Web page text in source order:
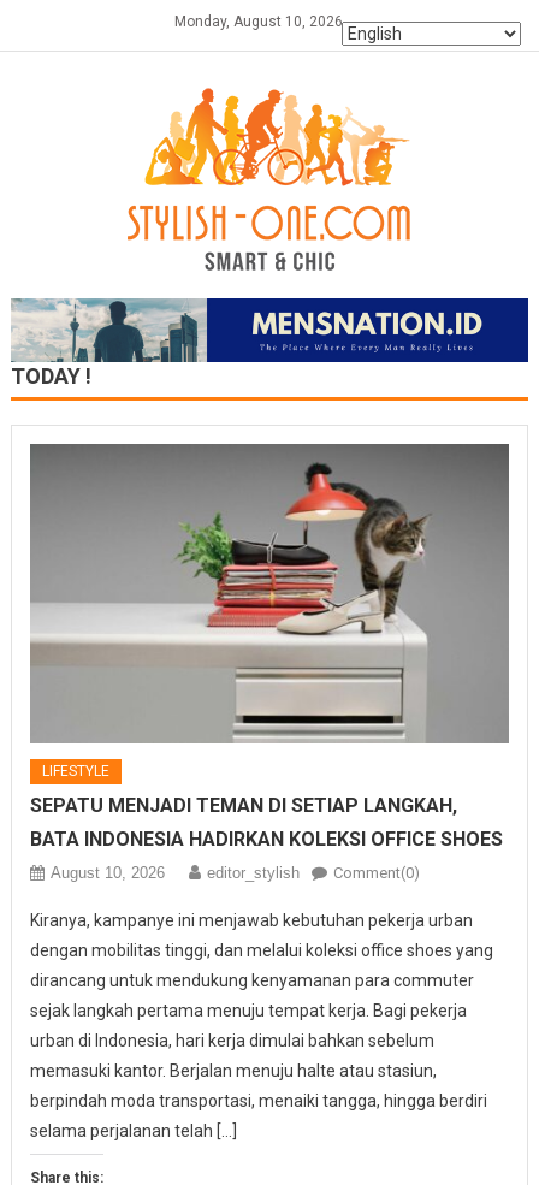
Monday, August 10, 2026
TODAY !
LIFESTYLE
SEPATU MENJADI TEMAN DI SETIAP LANGKAH,
BATA INDONESIA HADIRKAN KOLEKSI OFFICE SHOES
August 10, 2026 editor_stylish Comment(0)
Kiranya, kampanye ini menjawab kebutuhan pekerja urban
dengan mobilitas tinggi, dan melalui koleksi office shoes yang
dirancang untuk mendukung kenyamanan para commuter
sejak langkah pertama menuju tempat kerja. Bagi pekerja
urban di Indonesia, hari kerja dimulai bahkan sebelum
memasuki kantor. Berjalan menuju halte atau stasiun,
berpindah moda transportasi, menaiki tangga, hingga berdiri
selama perjalanan telah […]
Share this: